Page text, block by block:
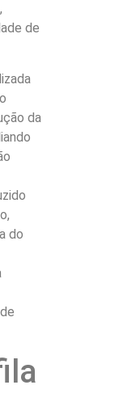
de
da
do